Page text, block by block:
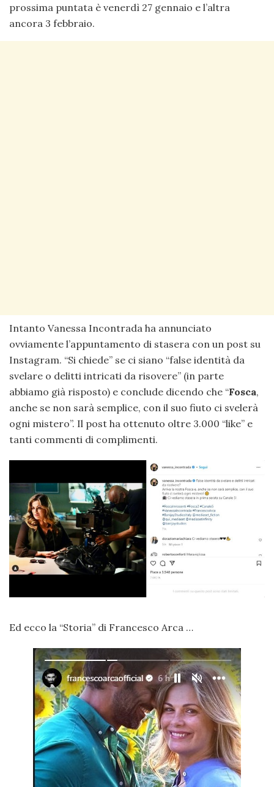
prossima puntata è venerdì 27 gennaio e l’altra
ancora 3 febbraio.
Intanto Vanessa Incontrada ha annunciato
ovviamente l’appuntamento di stasera con un post su
Instagram. “Si chiede” se ci siano “false identità da
svelare o delitti intricati da risovere” (in parte
abbiamo già risposto) e conclude dicendo che “Fosca,
anche se non sarà semplice, con il suo fiuto ci svelerà
ogni mistero”. Il post ha ottenuto oltre 3.000 “like” e
tanti commenti di complimenti.
Ed ecco la “Storia” di Francesco Arca …